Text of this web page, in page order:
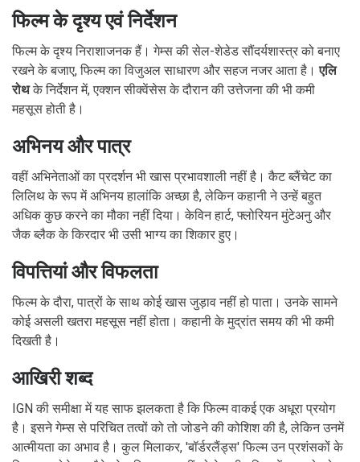
फिल्म के दृश्य एवं निर्देशन
फिल्म के दृश्य निराशाजनक हैं। गेम्स की सेल-शेडेड सौंदर्यशास्त्र को बनाए
रखने के बजाए, फिल्म का विजुअल साधारण और सहज नजर आता है।एलि
रोथके निर्देशन में, एक्शन सीक्वेंसेस के दौरान की उत्तेजना की भी कमी
महसूस होती है।
अभिनय और पात्र
वहीं अभिनेताओं का प्रदर्शन भी खास प्रभावशाली नहीं है। कैट ब्लैंचेट का
लिलिथ के रूप में अभिनय हालांकि अच्छा है, लेकिन कहानी ने उन्हें बहुत
अधिक कुछ करने का मौका नहीं दिया। केविन हार्ट, फ्लोरियन मुंटेअनु और
जैक ब्लैक के किरदार भी उसी भाग्य का शिकार हुए।
विपत्तियां और विफलता
फिल्म के दौरा, पात्रों के साथ कोई खास जुड़ाव नहीं हो पाता। उनके सामने
कोई असली खतरा महसूस नहीं होता। कहानी के मुद्रांत समय की भी कमी
दिखती है।
आखिरी शब्द
IGN की समीक्षा में यह साफ झलकता है कि फिल्म वाकई एक अधूरा प्रयोग
है। इसने गेम्स से परिचित तत्वों को तो जोडने की कोशिश की है, लेकिन उनमें
आत्मीयता का अभाव है। कुल मिलाकर, 'बॉर्डरलैंड्स' फिल्म उन प्रशंसकों के